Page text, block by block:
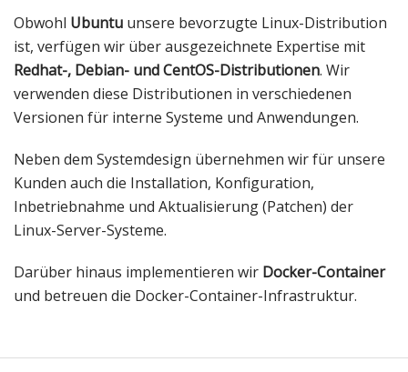
Obwohl Ubuntu unsere bevorzugte Linux-Distribution
ist, verfügen wir über ausgezeichnete Expertise mit
Redhat-, Debian- und CentOS-Distributionen. Wir
verwenden diese Distributionen in verschiedenen
Versionen für interne Systeme und Anwendungen.
Neben dem Systemdesign übernehmen wir für unsere
Kunden auch die Installation, Konfiguration,
Inbetriebnahme und Aktualisierung (Patchen) der
Linux-Server-Systeme.
Darüber hinaus implementieren wir Docker-Container
und betreuen die Docker-Container-Infrastruktur.